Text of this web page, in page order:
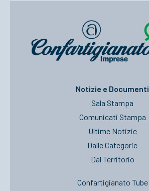
Notizie e Documenti
Sala Stampa
Comunicati Stampa
Ultime Notizie
Dalle Categorie
Dal Territorio
Confartigianato Tube